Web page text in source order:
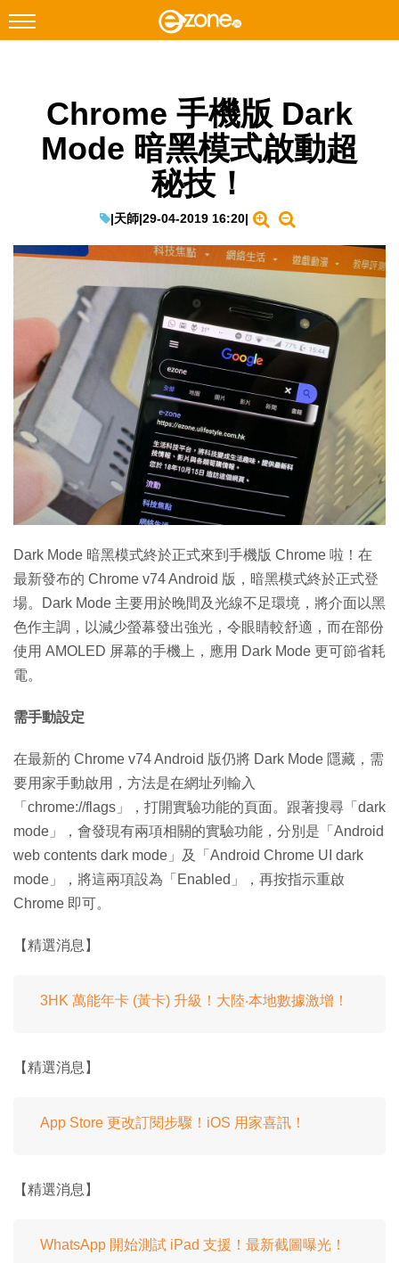
Facebook Instagram
科技焦點
教學評測
IT Times
生成式AI與雲端應用
Enterprise Digital Transformation
特集
Chrome 手機版 Dark
Mode 暗黑模式啟動超
秘技！
|天師|29-04-2019 16:20|
Dark Mode 暗黑模式終於正式來到手機版 Chrome 啦！在
最新發布的 Chrome v74 Android 版，暗黑模式終於正式登
場。Dark Mode 主要用於晚間及光線不足環境，將介面以黑
色作主調，以減少螢幕發出強光，令眼睛較舒適，而在部份
使用 AMOLED 屏幕的手機上，應用 Dark Mode 更可節省耗
電。
需手動設定
在最新的 Chrome v74 Android 版仍將 Dark Mode 隱藏，需
要用家手動啟用，方法是在網址列輸入
「chrome://flags」，打開實驗功能的頁面。跟著搜尋「dark
mode」，會發現有兩項相關的實驗功能，分別是「Android
web contents dark mode」及「Android Chrome UI dark
mode」，將這兩項設為「Enabled」，再按指示重啟
Chrome 即可。
【精選消息】
3HK 萬能年卡 (黃卡) 升級！大陸‧本地數據激增！
【精選消息】
App Store 更改訂閱步驟！iOS 用家喜訊！
【精選消息】
WhatsApp 開始測試 iPad 支援！最新截圖曝光！